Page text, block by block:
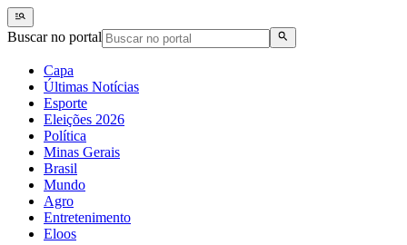
Buscar no portal
Capa
Últimas Notícias
Esporte
Eleições 2026
Política
Minas Gerais
Brasil
Mundo
Agro
Entretenimento
Eloos